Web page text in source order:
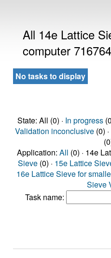
All 14e Lattice
computer
No tasks to display
State: All (0) · In progress
Validation inconclusive(0) ·
Application: All (0) · 14e
Sieve (0) · 15e Lattice
16e Lattice Sieve for
Sieve
Task name: